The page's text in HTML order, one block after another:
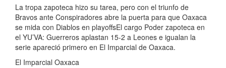
La tropa zapoteca hizo su tarea, pero con el triunfo de
Bravos ante Conspiradores abre la puerta para que Oaxaca
se mida con Diablos en playoffsEl cargo Poder zapoteca en
el YU’VA: Guerreros aplastan 15-2 a Leones e igualan la
serie apareció primero en El Imparcial de Oaxaca.
El Imparcial Oaxaca